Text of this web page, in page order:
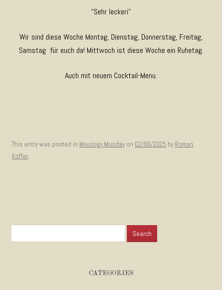
“Sehr leckeri”
Wir sind diese Woche Montag, Dienstag, Donnerstag, Freitag,
Samstag für euch da! Mittwoch ist diese Woche ein Ruhetag.
Auch mit neuem Cocktail-Menu.
This entry was posted in Mixology Monday on 02/06/2025 by Roman
Koffer.
CATEGORIES